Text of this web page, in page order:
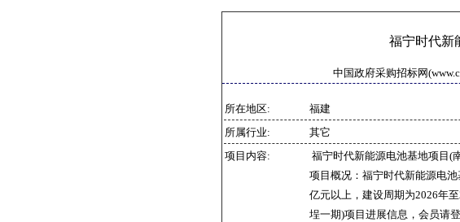
福宁时代新
中国政府采购招标网
所在地区:
福建
所属行业:
其它
项目内容:
福宁时代新能源电池基地项目(
项目概况：福宁时代新能源电
亿元以上，建设周期为2026年
埕一期)项目进展信息，会员请